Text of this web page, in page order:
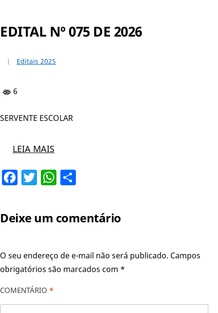
EDITAL Nº 075 DE 2026
Editais 2025
6
SERVENTE ESCOLAR
LEIA MAIS
Facebook
TwitterWhatsApp
Deixe um comentário
O seu endereço de e-mail não será publicado. Campos
obrigatórios são marcados com *
COMENTÁRIO *